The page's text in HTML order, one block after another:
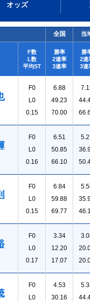
オッズ
全国 当
F数
L数
平均ST
勝率
2連率
3連率
勝
2連
3連
F0
L0
0.15
6.88
49.23
70.00
F0
L0
0.16
6.51
50.85
66.10
F0
L0
0.15
6.84
59.88
69.77
F0
L0
0.17
3.34
12.20
17.07
F0
L0
4.53
30.16